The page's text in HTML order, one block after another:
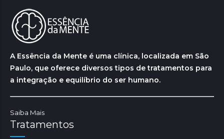
A Essência da Mente é uma clínica, localizada em São
Paulo, que oferece diversos tipos de tratamentos para
a integração e equilíbrio do ser humano.
Saiba Mais
Tratamentos